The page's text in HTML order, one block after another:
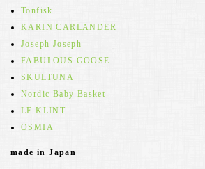
Tonfisk
KARIN CARLANDER
Joseph Joseph
FABULOUS GOOSE
SKULTUNA
Nordic Baby Basket
LE KLINT
OSMIA
made in Japan